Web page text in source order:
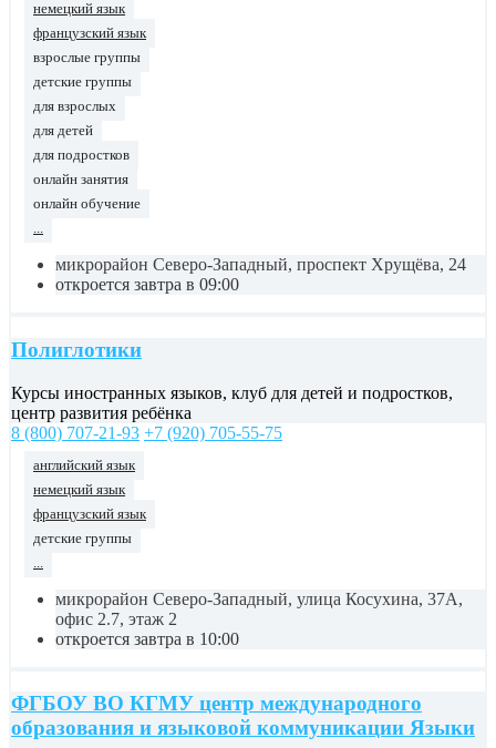
немецкий язык
французский язык
взрослые группы
детские группы
для взрослых
для детей
для подростков
онлайн занятия
онлайн обучение
...
микрорайон Северо-Западный, проспект Хрущёва, 24
откроется завтра в 09:00
Полиглотики
Курсы иностранных языков, клуб для детей и подростков,
центр развития ребёнка
8 (800) 707-21-93 +7 (920) 705-55-75
английский язык
немецкий язык
французский язык
детские группы
микрорайон Северо-Западный, улица Косухина, 37А,
офис 2.7, этаж 2
откроется завтра в 10:00
ФГБОУ ВО КГМУ центр международного
образования и языковой коммуникации Языки